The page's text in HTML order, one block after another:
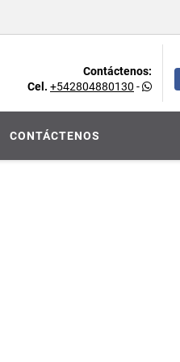
Contáctenos:
Cel. +542804880130 -
CONTÁCTENOS